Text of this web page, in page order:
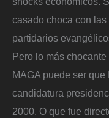
casado choca con
partidarios
Pero lo más
MAGA puede ser
candidatura
2000. O que fue